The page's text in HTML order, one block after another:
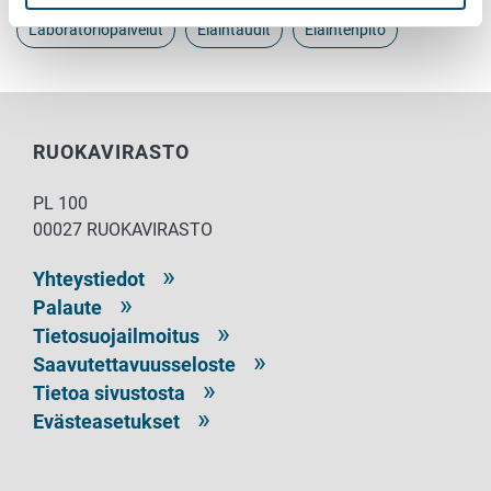
Laboratoriopalvelut Eläintaudit Eläintenpito
RUOKAVIRASTO
PL 100
00027 RUOKAVIRASTO
Yhteystiedot
Palaute
Tietosuojailmoitus
Saavutettavuusseloste
Tietoa sivustosta
Evästeasetukset